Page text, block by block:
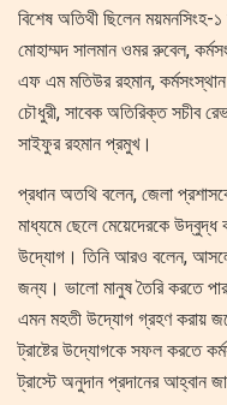
বিশেষ অতিথী ছিলেন
মোহাম্মদ সালমান ওমর রুবেল,
এফ এম মতিউর রহমান,
চৌধুরী, সাবেক অতিরিক্ত সচীব
সাইফুর রহমান প্রমুখ।
প্রধান অতথি বলেন, জেলা
মাধ্যমে ছেলে মেয়েদেরকে উদ্বুদ্ধ
উদ্যোগ। তিনি আরও বলেন, আসলে
জন্য। ভালো মানুষ তৈরি করতে
এমন মহতী উদ্যোগ গ্রহণ করায়
ট্রাষ্টের উদ্যোগকে সফল করতে
ট্রাস্টে অনুদান প্রদানের আহ্বান